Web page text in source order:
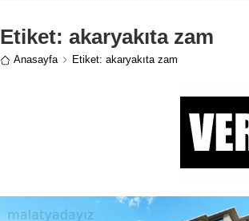
Etiket: akaryakıta zam
Anasayfa Etiket: akaryakıta zam